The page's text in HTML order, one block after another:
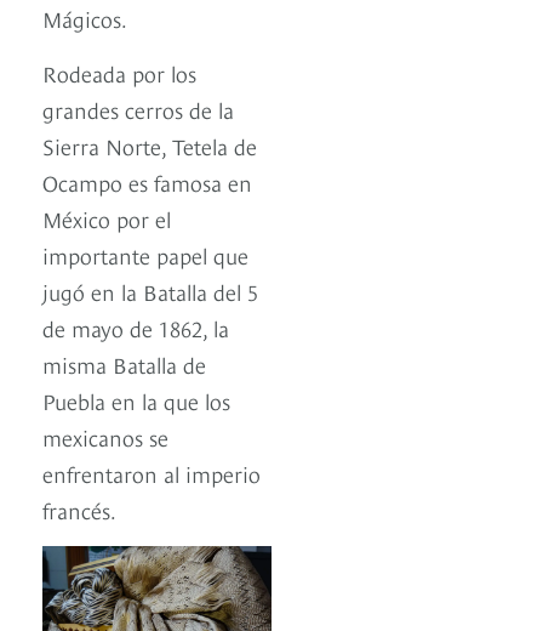
Mágicos.
Rodeada por los
grandes cerros de la
Sierra Norte, Tetela de
Ocampo es famosa en
México por el
importante papel que
jugó en la Batalla del 5
de mayo de 1862, la
misma Batalla de
Puebla en la que los
mexicanos se
enfrentaron al imperio
francés.